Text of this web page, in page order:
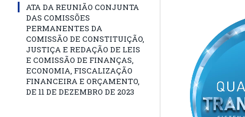
ATA DA REUNIÃO CONJUNTA
DAS COMISSÕES
PERMANENTES DA
COMISSÃO DE CONSTITUIÇÃO,
JUSTIÇA E REDAÇÃO DE LEIS
E COMISSÃO DE FINANÇAS,
ECONOMIA, FISCALIZAÇÃO
FINANCEIRA E ORÇAMENTO,
DE 11 DE DEZEMBRO DE 2023